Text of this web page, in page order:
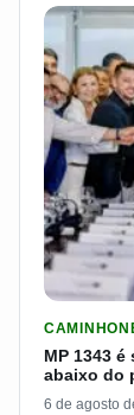
MP 1343
abaixo do
6 de agosto